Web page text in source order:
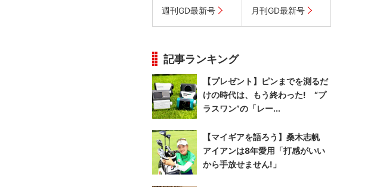
週刊GD最新号 月刊GD最新号
記事ランキング
【プレゼント】ピンまでを測るだ
けの時代は、もう終わった! “プ
ラスワン”の「レー...
【マイギアを語ろう】桑木志帆
アイアンは8年愛用「打感がいい
から手放せません!」